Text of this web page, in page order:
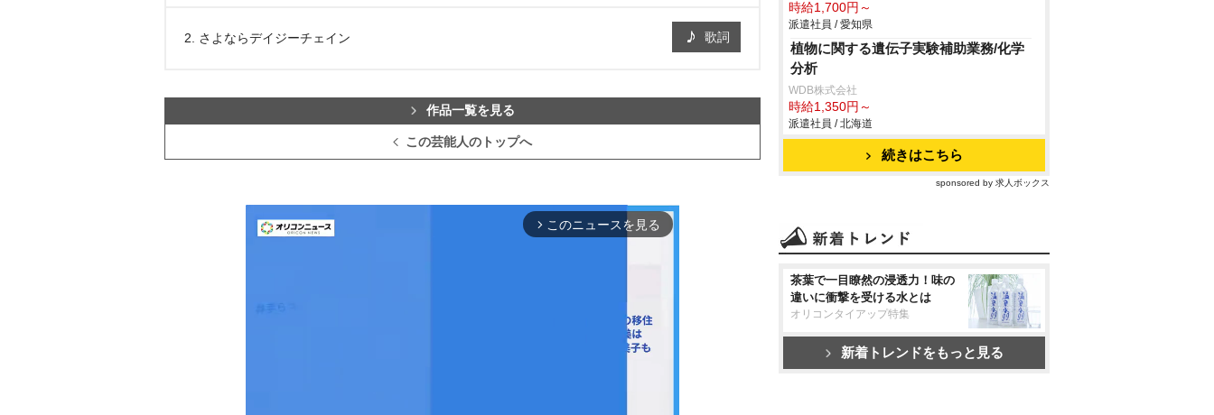
2. さよならデイジーチェイン 歌詞
作品一覧を見る
この芸能人のトップへ
arrow_forward_ios このニュースを見る
時給1,700円～
派遣社員 / 愛知県
植物に関する遺伝子実験補助業務/化学
分析
WDB株式会社
時給1,350円～
派遣社員 / 北海道
続きはこちら
sponsored by 求人ボックス
茶葉で一目瞭然の浸透力！味の
違いに衝撃を受ける水とは
オリコンタイアップ特集
新着トレンドをもっと見る